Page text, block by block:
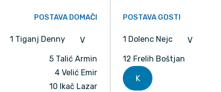
POSTAVA DOMAČI
1 Tiganj Denny V
5 Talić Armin
4 Velić Emir
10 Ikač Lazar
POSTAVA GOSTI
1 Dolenc Nejc V
12 Frelih Boštjan
K